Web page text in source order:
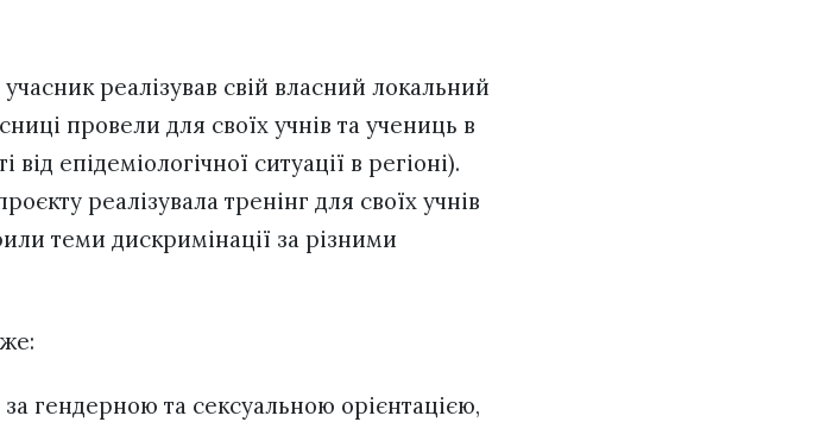
реалізував свій власний локальний
провели для своїх учнів та учениць в
епідеміологічної ситуації в регіоні).
реалізувала тренінг для своїх учнів
теми дискримінації за різними
гендерною та сексуальною орієнтацією,